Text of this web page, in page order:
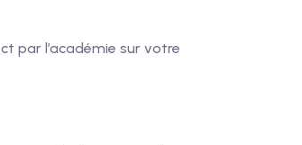
par l’académie sur votre